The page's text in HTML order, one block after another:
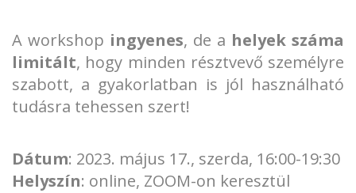
A workshop ingyenes, de a helyek száma
limitált, hogy minden résztvevő személyre
szabott, a gyakorlatban is jól használható
tudásra tehessen szert!
Dátum: 2023. május 17., szerda, 16:00-19:30
Helyszín: online, ZOOM-on keresztül